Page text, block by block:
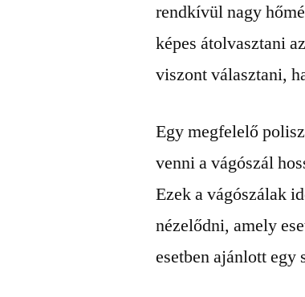
rendkívül nagy
képes átolvasztani
viszont választani,
Egy megfelelő
venni a vágószál
Ezek a vágószálak
nézelődni, amely
esetben ajánlott egy